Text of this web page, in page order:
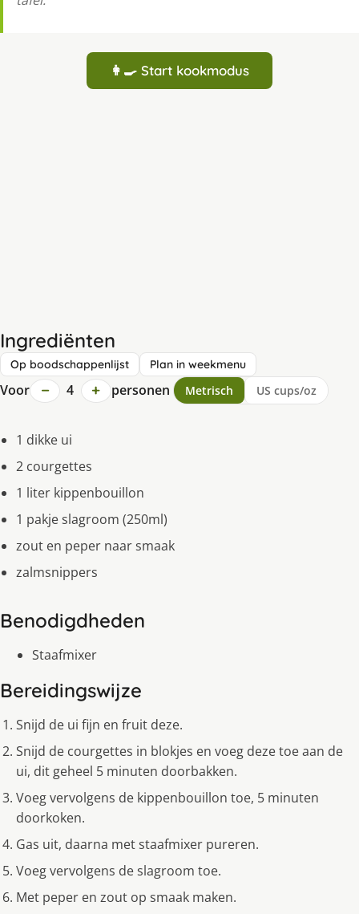
👩‍🍳 Start kookmodus
Ingrediënten
Op boodschappenlijst Plan in weekmenu
Voor − 4 + personen Metrisch US cups/oz
1 dikke ui
2 courgettes
1 liter kippenbouillon
1 pakje slagroom (250ml)
zout en peper naar smaak
zalmsnippers
Benodigdheden
Staafmixer
Bereidingswijze
Snijd de ui fijn en fruit deze.
Snijd de courgettes in blokjes en voeg deze toe aan de
ui, dit geheel 5 minuten doorbakken.
Voeg vervolgens de kippenbouillon toe, 5 minuten
doorkoken.
Gas uit, daarna met staafmixer pureren.
Voeg vervolgens de slagroom toe.
Met peper en zout op smaak maken.